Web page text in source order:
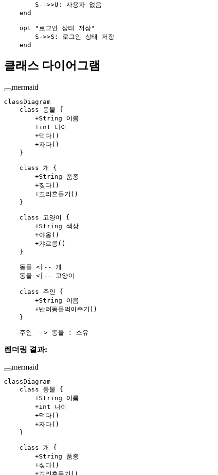
        S-->>U: 사용자 없음
    end
    opt "로그인 상태 저장"
        S->>S: 로그인 상태 저장
    end
클래스 다이어그램
mermaid
classDiagram
    class 동물 {
        +String 이름
        +int 나이
        +먹다()
        +자다()
    }
    class 개 {
        +String 품종
        +짖다()
        +꼬리흔들기()
    }
    class 고양이 {
        +String 색상
        +야옹()
        +갸르릉()
    }
    동물 <|-- 개
    동물 <|-- 고양이
    class 주인 {
        +String 이름
        +반려동물먹이주기()
    }
    주인 --> 동물 : 소유
렌더링 결과:
mermaid
classDiagram
    class 동물 {
        +String 이름
        +int 나이
        +먹다()
        +자다()
    }
    class 개 {
        +String 품종
        +짖다()